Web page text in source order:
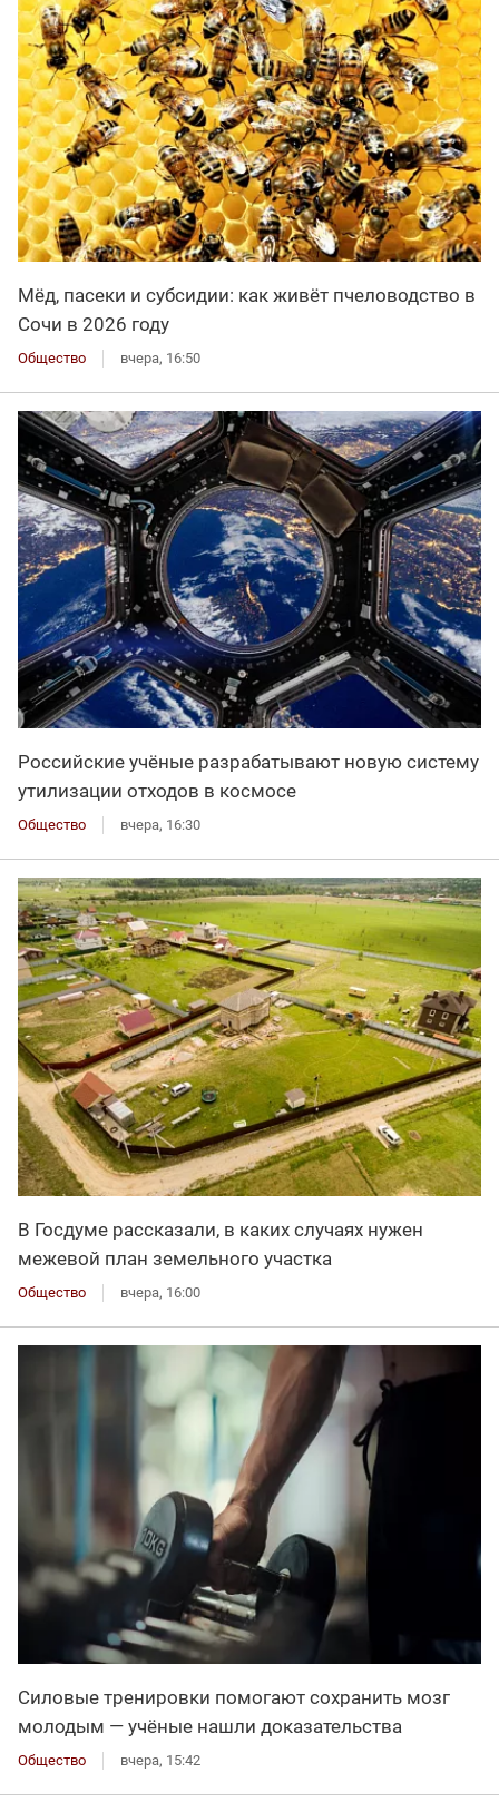
Мёд, пасеки и субсидии: как живёт пчеловодство в
Сочи в 2026 году
Общество вчера, 16:50
Российские учёные разрабатывают новую систему
утилизации отходов в космосе
Общество вчера, 16:30
В Госдуме рассказали, в каких случаях нужен
межевой план земельного участка
Общество вчера, 16:00
Силовые тренировки помогают сохранить мозг
молодым — учёные нашли доказательства
Общество вчера, 15:42